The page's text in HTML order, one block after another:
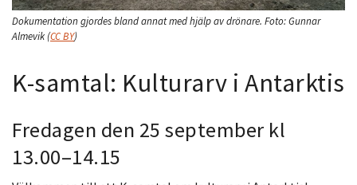
Dokumentation gjordes bland annat med hjälp av drönare. Foto:Gunnar
Almevik(CC BY)
K-samtal: Kulturarv i Antarktis
Fredagen den 25 september kl
13.00–14.15